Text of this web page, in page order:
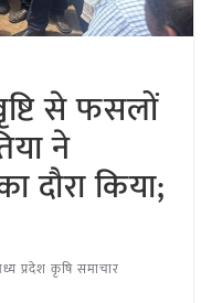
से फसलों
ने
दौरा किया;
प्रदेश कृषि समाचार